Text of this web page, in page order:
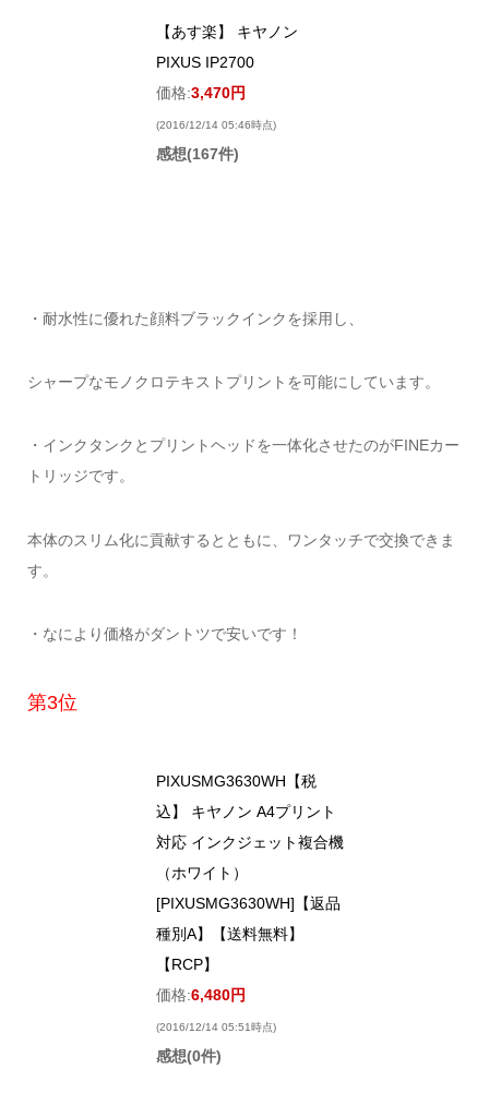
【あす楽】 キヤノン
PIXUS IP2700
価格:3,470円
(2016/12/14 05:46時点)
感想(167件)
・耐水性に優れた顔料ブラックインクを採用し、
シャープなモノクロテキストプリントを可能にしています。
・インクタンクとプリントヘッドを一体化させたのがFINEカー
トリッジです。
本体のスリム化に貢献するとともに、ワンタッチで交換できま
す。
・なにより価格がダントツで安いです！
第3位
PIXUSMG3630WH【税
込】 キヤノン A4プリント
対応 インクジェット複合機
（ホワイト）
[PIXUSMG3630WH]【返品
種別A】【送料無料】
【RCP】
価格:6,480円
(2016/12/14 05:51時点)
感想(0件)